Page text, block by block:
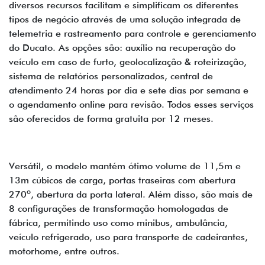
diversos recursos facilitam e simplificam os diferentes
tipos de negócio através de uma solução integrada de
telemetria e rastreamento para controle e gerenciamento
do Ducato. As opções são: auxílio na recuperação do
veículo em caso de furto, geolocalização & roteirização,
sistema de relatórios personalizados, central de
atendimento 24 horas por dia e sete dias por semana e
o agendamento online para revisão. Todos esses serviços
são oferecidos de forma gratuita por 12 meses.
Versátil, o modelo mantém ótimo volume de 11,5m e
13m cúbicos de carga, portas traseiras com abertura
270º, abertura da porta lateral. Além disso, são mais de
8 configurações de transformação homologadas de
fábrica, permitindo uso como minibus, ambulância,
veículo refrigerado, uso para transporte de cadeirantes,
motorhome, entre outros.